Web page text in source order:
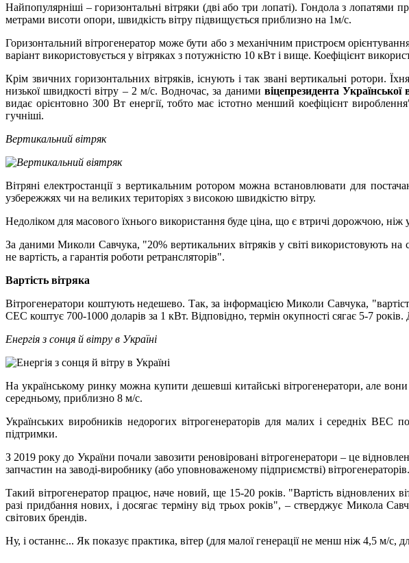
Найпопулярніші – горизонтальні вітряки (дві або три лопаті). Гондола з
метрами висоти опори, швидкість вітру підвищується приблизно на 1м/с.
Горизонтальний вітрогенератор може бути або з механічним пристроєм
варіант використовується у вітряках з потужністю 10 кВт і вище. Коефіцієнт
Крім звичних горизонтальних вітряків, існують і так звані вертикальні ротори.
низької швидкості вітру – 2 м/с. Водночас, за даними віцепрезидента
видає орієнтовно 300 Вт енергії, тобто має істотно менший коефіцієнт
гучніші.
Вертикальний вiтряк
Вітряні електростанції з вертикальним ротором можна встановлювати для
узбережжях чи на великих територіях з високою швидкістю вітру.
Недоліком для масового їхнього використання буде ціна, що є втричі дорожчою, ніж
За даними Миколи Савчука, "20% вертикальних вітряків у світі використовують на
не вартість, а гарантія роботи ретрансляторів".
Вартість вітряка
Вітрогенератори коштують недешево. Так, за інформацією Миколи Савчука,
СЕС коштує 700-1000 доларів за 1 кВт. Відповідно, термін окупності сягає 5-7
Енергія з сонця й вітру в Україні
На українському ринку можна купити дешевші китайські вітрогенератори, але
середньому, приблизно 8 м/с.
Українських виробників недорогих вітрогенераторів для малих і середніх ВЕС
підтримки.
З 2019 року до України почали завозити реновіровані вітрогенератори – це
запчастин на заводі-виробнику (або уповноваженому підприємстві) вітрогенераторів.
Такий вітрогенератор працює, наче новий, ще 15-20 років. "Вартість відновлених
разі придбання нових, і досягає терміну від трьох років", – стверджує Микола
світових брендів.
Ну, і останнє... Як показує практика, вітер (для малої генерації не менш ніж 4,5 м/с,